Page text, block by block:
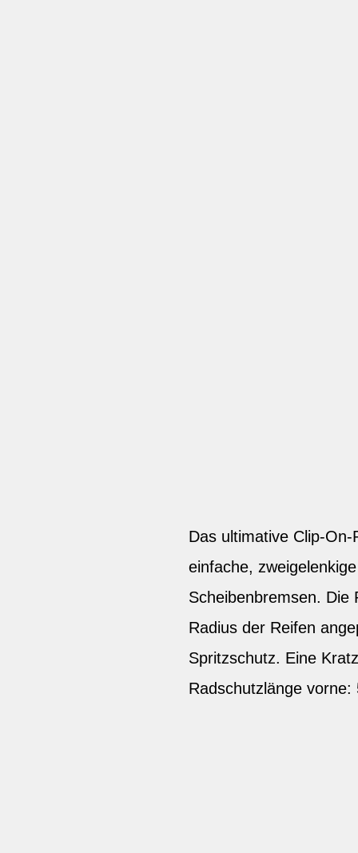
Das ultimative Clip-
einfache,
Scheibenbremsen. Die
Radius der Reifen
Spritzschutz. Eine
Radschutzlänge